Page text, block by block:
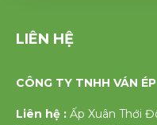
LIÊN HỆ
CÔNG TY TNHH VÁN
Liên hệ : Ấp Xuân Thới